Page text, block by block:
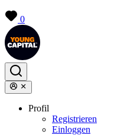
0
Profil
Registrieren
Einloggen